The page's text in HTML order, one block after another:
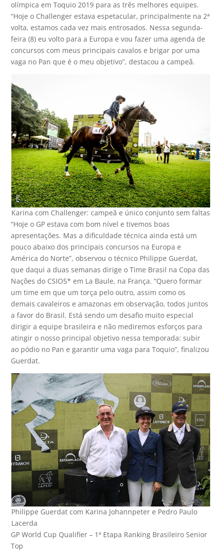
olímpica em Toquio 2019 para as três melhores equipes.
“Hoje o Challenger estava espetacular, principalmente na 2ª
volta, estamos cada vez mais entrosados. Nessa segunda-
feira (8) eu volto para a Europa e vou fazer uma agenda de
concursos com meus principais cavalos e brigar por uma
vaga no Pan que é o meu objetivo”, destacou a campeã.
Karina com Challenger: campeã e único conjunto sem faltas
“Hoje o GP estava com bom nível e tivemos boas
apresentações. Mas a dificuldade técnica ainda está um
pouco abaixo dos principais concursos na Europa e
América do Norte”, observou o técnico Philippe Guerdat,
que daqui a duas semanas dirige o Time Brasil na Copa das
Nações do CSIO5* em La Baule, na França. “Quero formar
um time em que um torça pelo outro, assim como os
demais cavaleiros e amazonas em observação, todos juntos
a favor do Brasil. Está sendo um desafio muito especial
dirigir a equipe brasileira e não mediremos esforços para
atingir o nosso principal objetivo nessa temporada: subir
ao pódio no Pan e garantir uma vaga para Toquio”, finalizou
Guerdat.
Philippe Guerdat com Karina Johannpeter e Pedro Paulo
Lacerda
GP World Cup Qualifier – 1ª Etapa Ranking Brasileiro Senior
Top